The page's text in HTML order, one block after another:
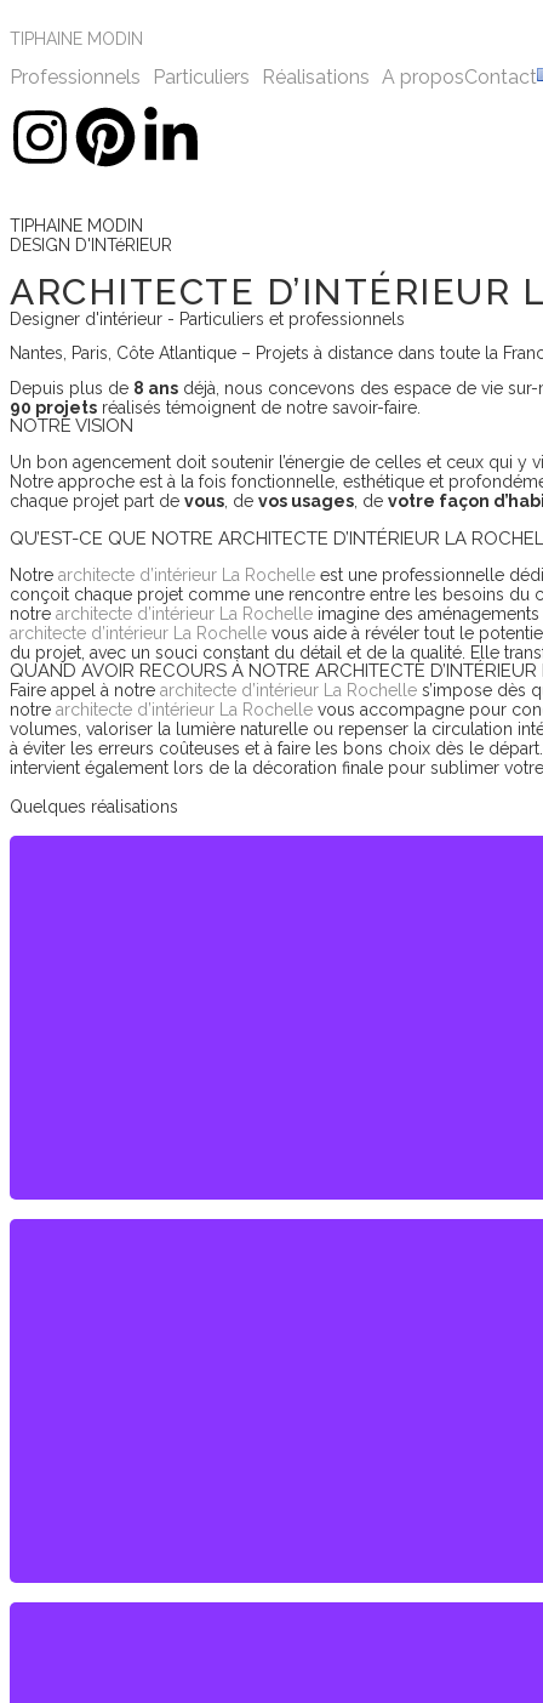
TIPHAINE MODIN
Professionnels Particuliers Réalisations A proposContact
TIPHAINE MODIN
DESIGN D'INTéRIEUR
ARCHITECTE D’INTÉRIEUR
Designer d'intérieur - Particuliers et professionnels
Nantes, Paris, Côte Atlantique – Projets à distance dans toute la
Depuis plus de 8 ans déjà, nous concevons des espace de vie
90 projets réalisés témoignent de notre savoir-faire.
NOTRE VISION
Un bon agencement doit soutenir l’énergie de celles et ceux qui y
Notre approche est à la fois fonctionnelle, esthétique et
chaque projet part de vous , de vos usages , de votre façon
QU’EST-CE QUE NOTRE ARCHITECTE D’INTÉRIEUR LA
Notre architecte d’intérieur La Rochelle est une professionnelle
conçoit chaque projet comme une rencontre entre les besoins du
notre architecte d’intérieur La Rochelle imagine des
architecte d’intérieur La Rochelle vous aide à révéler tout le
du projet, avec un souci constant du détail et de la qualité. Elle
QUAND AVOIR RECOURS À NOTRE ARCHITECTE
Faire appel à notre architecte d’intérieur La Rochelle s’impose dès
notre architecte d’intérieur La Rochelle vous accompagne pour
volumes, valoriser la lumière naturelle ou repenser la circulation
à éviter les erreurs coûteuses et à faire les bons choix dès le
intervient également lors de la décoration finale pour sublimer
Quelques réalisations